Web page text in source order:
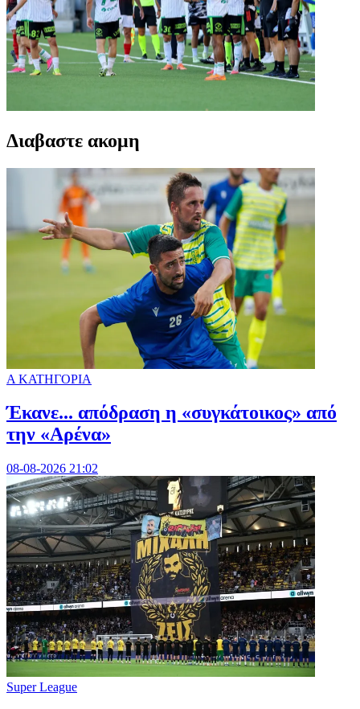
Διαβαστε ακομη
Α ΚΑΤΗΓΟΡΙΑ
Έκανε... απόδραση η «συγκάτοικος» από
την «Αρένα»
08-08-2026 21:02
Super League